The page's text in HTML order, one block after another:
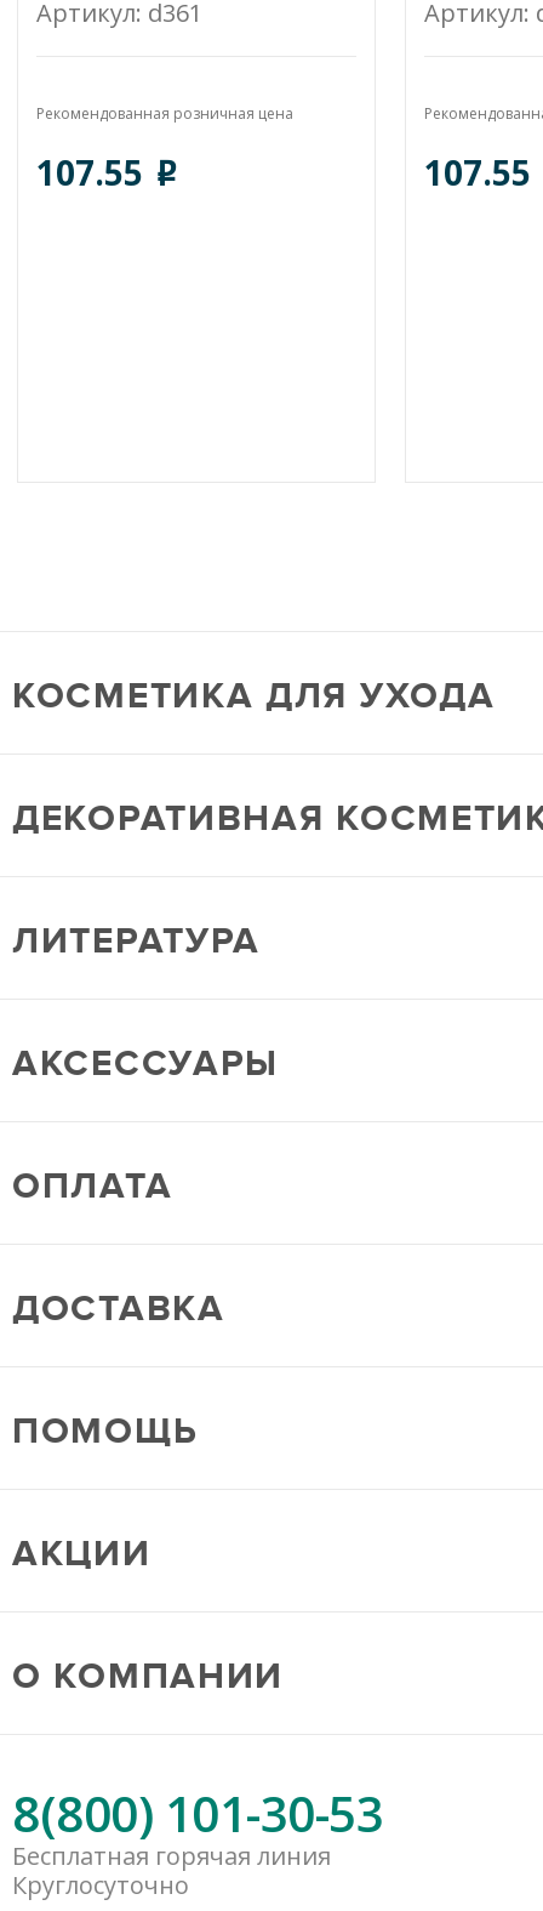
Артикул: d361
Рекомендованная розничная цена
107.55 o
Артикул:
107.55
КОСМЕТИКА ДЛЯ УХОДА
ДЕКОРАТИВНАЯ
ЛИТЕРАТУРА
АКСЕССУАРЫ
ОПЛАТА
ДОСТАВКА
ПОМОЩЬ
АКЦИИ
О КОМПАНИИ
8(800) 101-30-53
Бесплатная горячая линия
Круглосуточно